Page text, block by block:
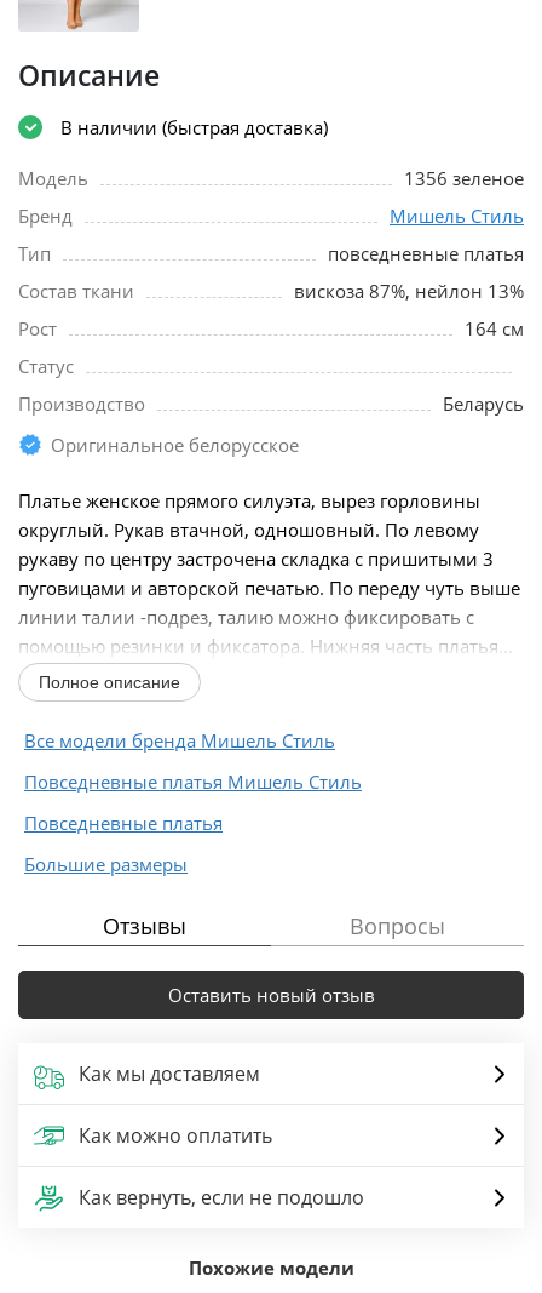
Описание
В наличии (быстрая доставка)
Модель
1356 зеленое
Бренд
Мишель Стиль
Тип
повседневные платья
Состав ткани
вискоза 87%, нейлон 13%
Рост
164 см
Статус
Производство
Беларусь
Оригинальное белорусское
Платье женское прямого силуэта, вырез горловины
округлый. Рукав втачной, одношовный. По левому
рукаву по центру застрочена складка с пришитыми 3
пуговицами и авторской печатью. По переду чуть выше
линии талии -подрез, талию можно фиксировать с
помощью резинки и фиксатора. Нижняя часть платья...
Полное описание
Все модели бренда Мишель Стиль
Повседневные платья Мишель Стиль
Повседневные платья
Большие размеры
Отзывы Вопросы
Оставить новый отзыв
Как мы доставляем
Как можно оплатить
Как вернуть, если не подошло
Похожие модели